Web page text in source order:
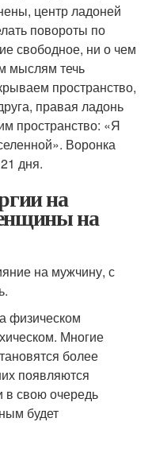
центр ладоней
повороты по
свободное, ни о чем
мыслям течь
пространство,
правая ладонь
пространство: «Я
Воронка
дня.
на
на
на мужчину, с
физическом
Многие
более
появляются
в свою очередь
будет